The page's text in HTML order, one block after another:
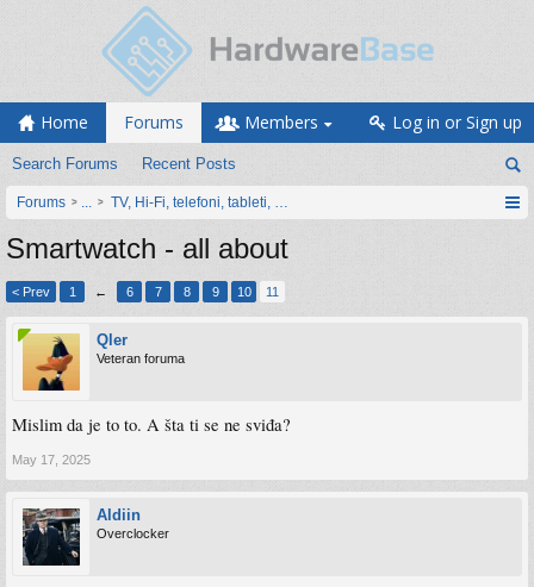
Home Forums
Search Forums Recent Posts
Members Log in or Sign up
Forums ... TV, Hi-Fi, telefoni, tableti, satovi, IoT oprema
Smartwatch - all about
< Prev 1 ← 6 7 8 9 10 11
Qler
Veteran foruma
Mislim da je to to. A šta ti se ne sviđa?
May 17, 2025
Aldiin
Overclocker